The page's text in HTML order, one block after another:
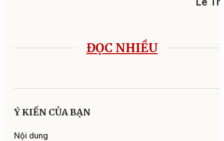
ĐỌC NHIỀU
Ý KIẾN CỦA BẠN
Nội dung